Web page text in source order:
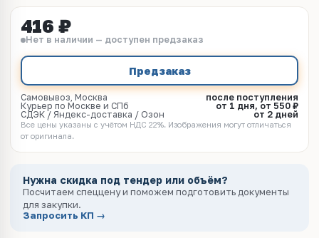
416 ₽
Нет в наличии — доступен предзаказ
Предзаказ
Самовывоз, Москва
после поступления
Курьер по Москве и СПб
от 1 дня, от 550 ₽
СДЭК / Яндекс-доставка / Озон
от 2 дней
Все цены указаны с учётом НДС 22%. Изображения могут отличаться
от оригинала.
Нужна скидка под тендер или объём?
Посчитаем спеццену и поможем подготовить документы
для закупки.
Запросить КП →